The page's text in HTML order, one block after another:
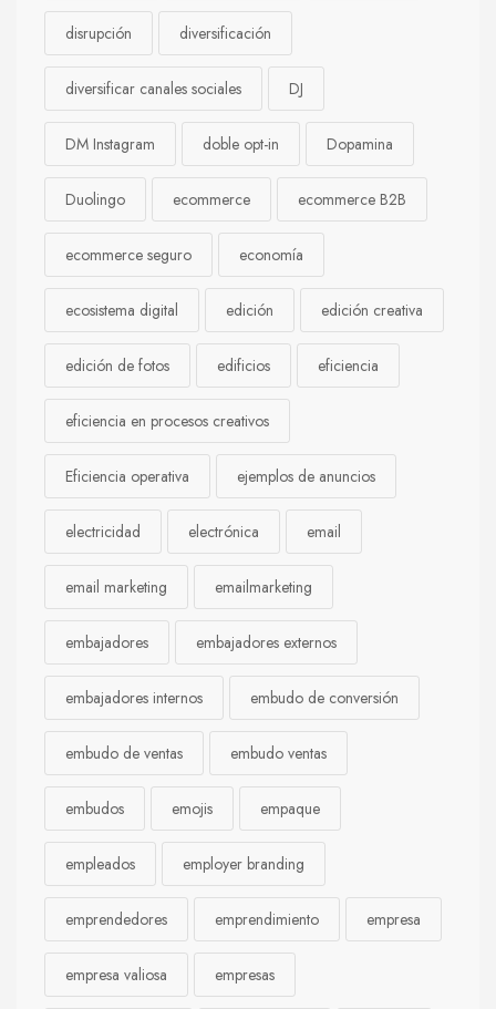
disrupción diversificación
diversificar canales sociales DJ
DM Instagram doble opt-in Dopamina
Duolingo ecommerce ecommerce B2B
ecommerce seguro economía
ecosistema digital edición edición creativa
edición de fotos edificios eficiencia
eficiencia en procesos creativos
Eficiencia operativa ejemplos de anuncios
electricidad electrónica email
email marketing emailmarketing
embajadores embajadores externos
embajadores internos embudo de conversión
embudo de ventas embudo ventas
embudos emojis empaque
empleados employer branding
emprendedores emprendimiento empresa
empresa valiosa empresas